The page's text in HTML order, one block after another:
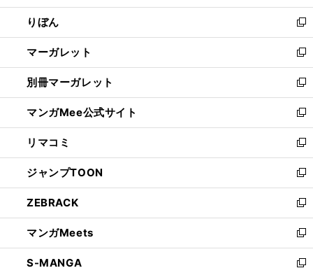
開
く
ウ
で
開
く
ン
ド
ウ
で
開
く
ウ
ィ
ン
ド
ウ
で
開
く
りぼん
新
し
い
ウ
ィ
ン
ド
ウ
で
開
く
マーガレット
新
し
い
ウ
ィ
ン
ド
ウ
で
開
く
別冊マーガレット
新
し
い
ウ
ィ
ン
ド
ウ
で
開
く
マンガMee公式サイト
新
し
い
ウ
ィ
ン
ド
ウ
で
開
く
リマコミ
新
し
い
ウ
ィ
ン
ド
ウ
で
ジャンプTOON
新
し
い
ウ
ィ
ン
ド
ZEBRACK
新
し
い
ウ
ィ
マンガMeets
新
し
い
S-MANGA